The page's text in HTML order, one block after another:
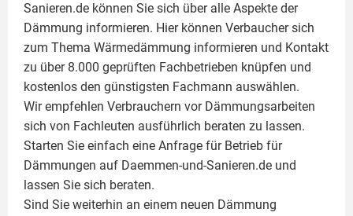
Sanieren.de können Sie sich über alle Aspekte der
Dämmung informieren. Hier können Verbaucher sich
zum Thema Wärmedämmung informieren und Kontakt
zu über 8.000 geprüften Fachbetrieben knüpfen und
kostenlos den günstigsten Fachmann auswählen.
Wir empfehlen Verbrauchern vor Dämmungsarbeiten
sich von Fachleuten ausführlich beraten zu lassen.
Starten Sie einfach eine Anfrage für Betrieb für
Dämmungen auf Daemmen-und-Sanieren.de und
lassen Sie sich beraten.
Sind Sie weiterhin an einem neuen Dämmung